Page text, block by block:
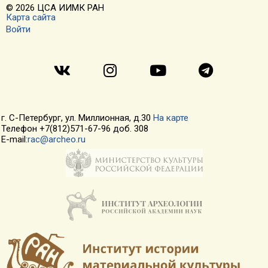
© 2026 ЦСА ИИМК РАН
Карта сайта
Войти
г. С-Петербург, ул. Миллионная, д.30 На карте
Телефон +7(812)571-67-96 доб. 308
E-mail:rac@archeo.ru